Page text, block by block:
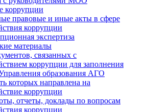
коррупции
правовые и иные акты в сфере
коррупции
экспертиза
материалы
связанных с
коррупции для заполнения
образования АГО
которых направлена на
коррупции
отчеты, доклады по вопросам
коррупции